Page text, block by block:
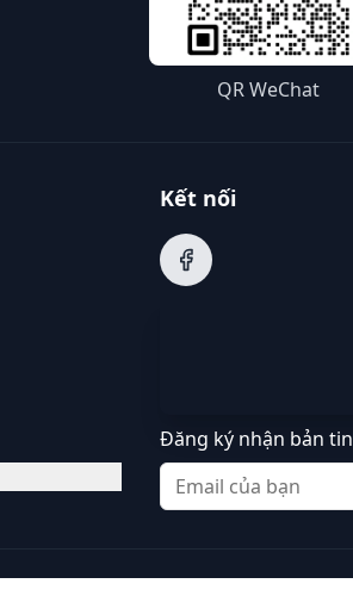
QR WeChat
Kết nối
Đăng ký nhận bản tin